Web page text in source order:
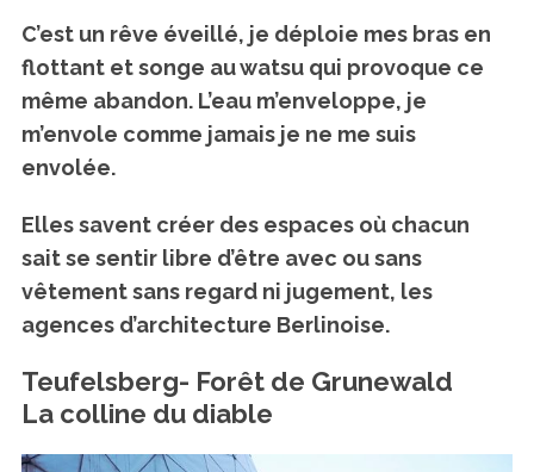
C’est un rêve éveillé, je déploie mes bras en
flottant et songe au watsu qui provoque ce
même abandon. L’eau m’enveloppe, je
m’envole comme jamais je ne me suis
envolée.
Elles savent créer des espaces où chacun
sait se sentir libre d’être avec ou sans
vêtement sans regard ni jugement, les
agences d’architecture Berlinoise.
Teufelsberg- Forêt de Grunewald
La colline du diable